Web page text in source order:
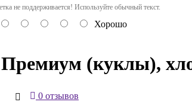
не поддерживается! Используйте обычный текст.
Хорошо
(куклы),
0 отзывов